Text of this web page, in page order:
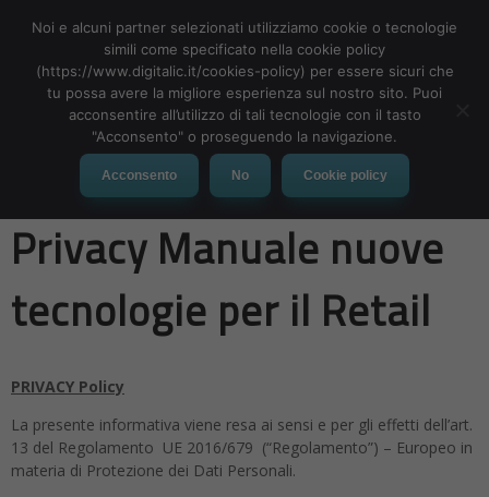
MENU
Privacy – Informativa
Privacy Manuale nuove
tecnologie per il Retail
PRIVACY Policy
La presente informativa viene resa ai sensi e per gli effetti dell’art.
13 del Regolamento UE 2016/679 (“Regolamento”) – Europeo in
materia di Protezione dei Dati Personali.
Noi e alcuni partner selezionati utilizziamo cookie o tecnologie
simili come specificato nella cookie policy
(https://www.digitalic.it/cookies-policy) per essere sicuri che
tu possa avere la migliore esperienza sul nostro sito. Puoi
acconsentire all’utilizzo di tali tecnologie con il tasto
"Acconsento" o proseguendo la navigazione.
Acconsento No Cookie policy